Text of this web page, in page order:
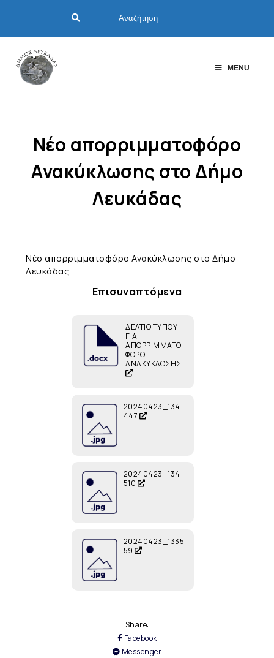
MENU
Νέο απορριμματοφόρο
Ανακύκλωσης στο Δήμο
Λευκάδας
Νέο απορριμματοφόρο Ανακύκλωσης στο Δήμο
Λευκάδας
Επισυναπτόμενα
ΔΕΛΤΙΟ ΤΥΠΟΥ
ΓΙΑ
ΑΠΟΡΡΙΜΜΑΤΟ
ΦΟΡΟ
ΑΝΑΚΥΚΛΩΣΗΣ
20240423_134
447
20240423_134
510
20240423_1335
59
Share:
Facebook
Messenger